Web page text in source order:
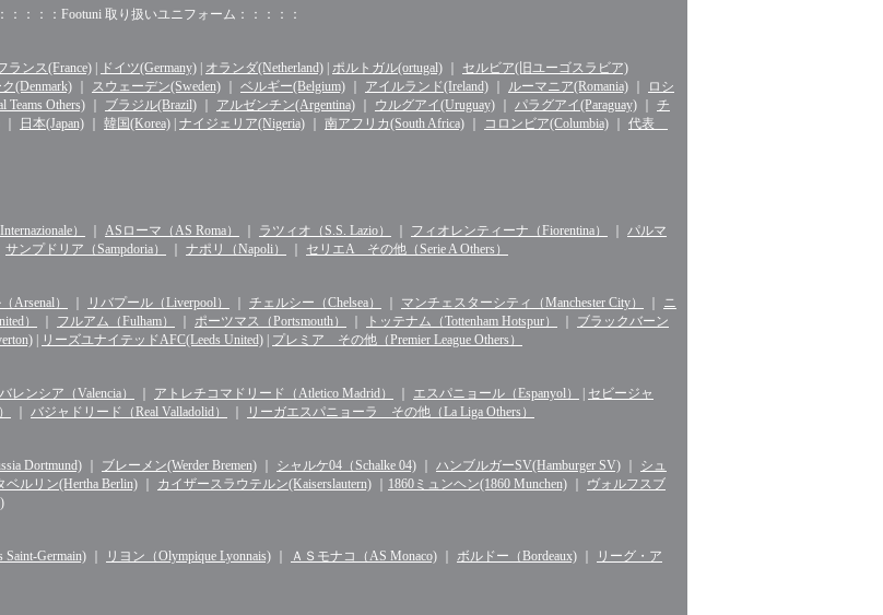
：：：：：Footuni 取り扱いユニフォーム：：：：：
ランス(France) ドイツ(Germany) オランダ(Netherland) ポルトガル(ortugal)
セルビア(旧ユーゴスラビア)
(Denmark) スウェーデン(Sweden) ベルギー(Belgium) アイルランド(Ireland) ルーマニア(Romania)
ロシ
Others) ブラジル(Brazil) アルゼンチン(Argentina) ウルグアイ(Uruguay) パラグアイ(Paraguay)
チ
日本(Japan) 韓国(Korea) ナイジェリア(Nigeria) 南アフリカ(South Africa) コロンビア(Columbia)
代表
） ASローマ（AS Roma） ラツィオ（S.S. Lazio） フィオレンティーナ（Fiorentina）
パルマ
サンプドリア（Sampdoria） ナポリ（Napoli） セリエA その他（Serie A Others）
Arsenal） リバプール（Liverpool） チェルシー（Chelsea） マンチェスターシティ（Manchester City）
ニ
） フルアム（Fulham） ポーツマス（Portsmouth） トッテナム（Tottenham Hotspur）
ブラックバーン
リーズユナイテッドAFC(Leeds United) プレミア その他（Premier League Others）
バレンシア（Valencia） アトレチコマドリード（Atletico Madrid） エスパニョール（Espanyol）
セビージャ
バジャドリード（Real Valladolid） リーガエスパニョーラ その他（La Liga Others）
Dortmund) ブレーメン(Werder Bremen) シャルケ04（Schalke 04) ハンブルガーSV(Hamburger SV)
シュ
ベルリン(Hertha Berlin) カイザースラウテルン(Kaiserslautern) 1860ミュンヘン(1860 Munchen)
ヴォルフスブ
Germain) リヨン（Olympique Lyonnais) ＡＳモナコ（AS Monaco) ボルドー（Bordeaux)
リーグ・ア